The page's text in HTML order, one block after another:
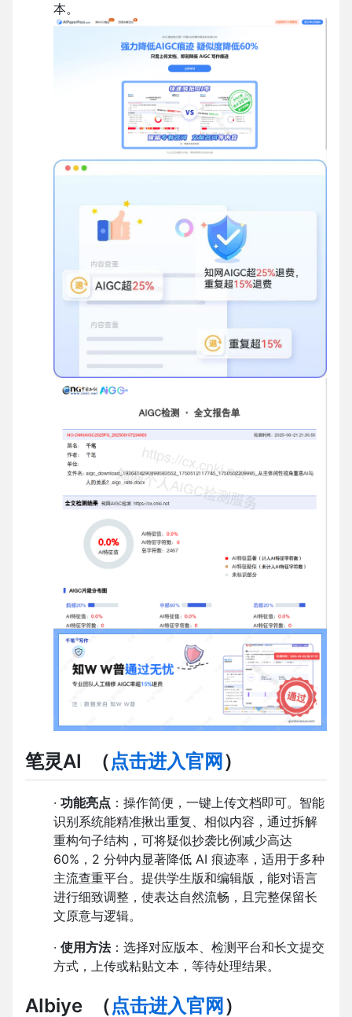
本。
笔灵AI （点击进入官网 ）
· 功能亮点 ：操作简便，一键上传文档即可。智能
识别系统能精准揪出重复、相似内容，通过拆解
重构句子结构，可将疑似抄袭比例减少高达
60%，2 分钟内显著降低 AI 痕迹率，适用于多种
主流查重平台。提供学生版和编辑版，能对语言
进行细致调整，使表达自然流畅，且完整保留长
文原意与逻辑。
· 使用方法：选择对应版本、检测平台和长文提交
方式，上传或粘贴文本，等待处理结果。
AIbiye （点击进入官网 ）